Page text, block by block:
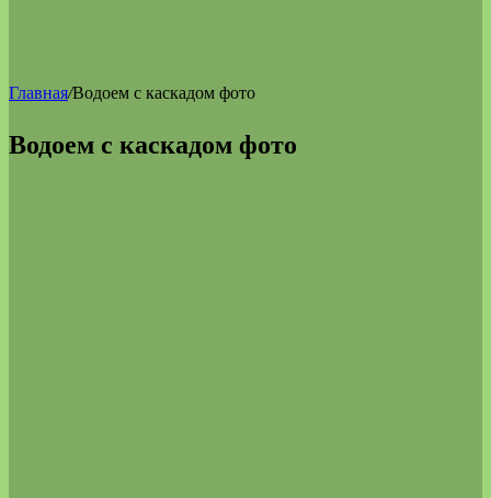
Главная/Водоем с каскадом фото
Водоем с каскадом фото